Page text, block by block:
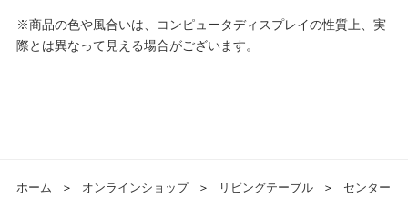
※商品の色や風合いは、コンピュータディスプレイの性質上、実
際とは異なって見える場合がございます。
ホーム ＞ オンラインショップ ＞ リビングテーブル ＞
センター